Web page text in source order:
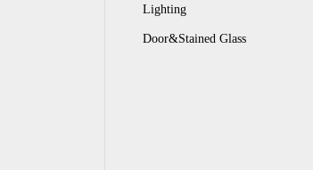
Lighting
Door&Stained Glass